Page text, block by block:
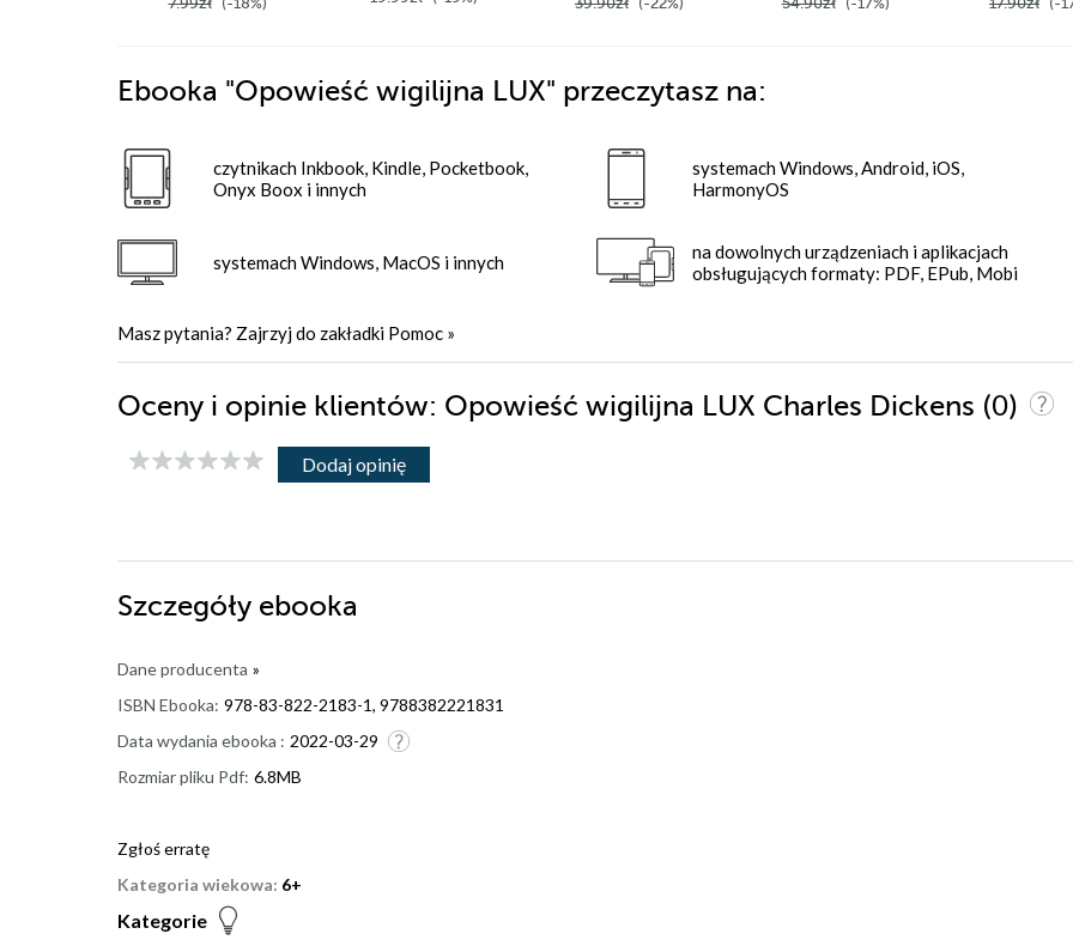
Ebooka "Opowieść wigilijna LUX" przeczytasz na:
czytnikach Inkbook, Kindle, Pocketbook,
Onyx Boox i innych
systemach Windows, MacOS i innych
systemach Windows, Android, iOS,
HarmonyOS
na dowolnych urządzeniach i aplikacjach
obsługujących formaty: PDF, EPub, Mobi
Masz pytania? Zajrzyj do zakładki Pomoc »
Oceny i opinie klientów: Opowieść wigilijna LUX Charles Dickens (0)
Dodaj opinię
Szczegóły ebooka
Dane producenta »
ISBN Ebooka: 978-83-822-2183-1, 9788382221831
Data wydania ebooka : 2022-03-29
Rozmiar pliku Pdf: 6.8MB
Zgłoś erratę
Kategoria wiekowa: 6+
Kategorie